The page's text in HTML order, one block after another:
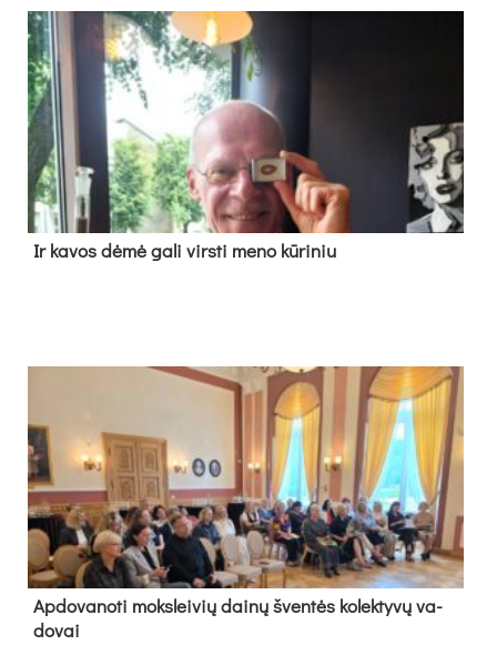
Ir ka­vos dė­mė ga­li virs­ti me­no kū­ri­niu
Ap­do­va­no­ti moks­lei­vių dai­nų šven­tės ko­lek­ty­vų va­
do­vai